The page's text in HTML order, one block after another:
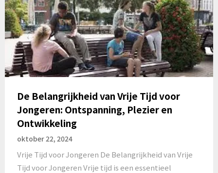
De Belangrijkheid van Vrije Tijd voor
Jongeren: Ontspanning, Plezier en
Ontwikkeling
oktober 22, 2024
Vrije Tijd voor Jongeren De Belangrijkheid van Vrije
Tijd voor Jongeren Vrije tijd is een essentieel